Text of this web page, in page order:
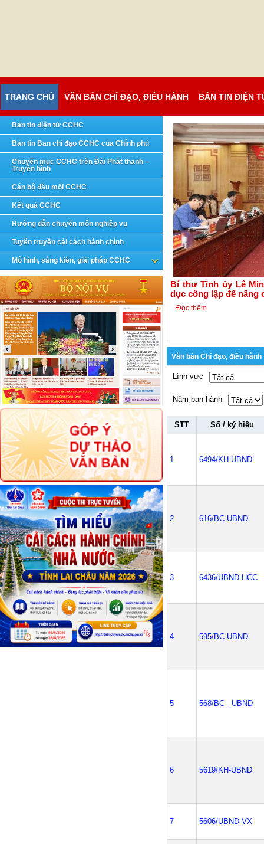
TRANG CHỦ VĂN BẢN CHỈ ĐẠO, ĐIỀU HÀNH BẢN TIN ĐIỆN
Bản tin điện tử CCHC
Bản tin Ban chỉ đạo CCHC của Chính phủ
Chuyên mục CCHC trên Đài Phát thanh –
Truyền hình
Cán bộ đầu mối CCHC
Kết quả CCHC
Hướng dẫn chuyên môn nghiệp vụ
Tuyên truyền cải cách hành chính
Mô hình, sáng kiến, giải pháp CCHC
Bí thư Tỉnh ủy Lê
dục công lập để nâng
Đọc thêm
Văn bản Chỉ đạo, điều hành
Lĩnh vực
Năm ban hành
STT Số / ký hiệu
1 6494/KH-UBND
2 616/BC-UBND
3 6436/UBND-HCC
4 595/BC-UBND
5 568/BC - UBND
6 5619/KH-UBND
7 5606/UBND-VX